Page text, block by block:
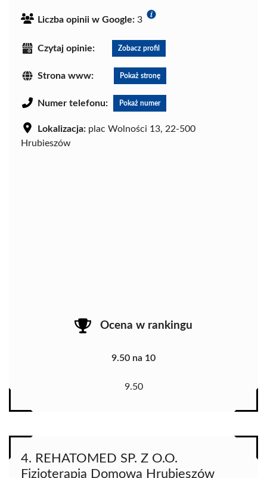
Liczba opinii w Google: 3
Czytaj opinie: Zobacz profil
Strona www: Pokaż stronę
Numer telefonu: Pokaż numer
Lokalizacja: plac Wolności 13, 22-500
Hrubieszów
Ocena w rankingu
9.50 na 10
9.50
4. REHATOMED SP. Z O.O.
Fizjoterapia Domowa Hrubieszów